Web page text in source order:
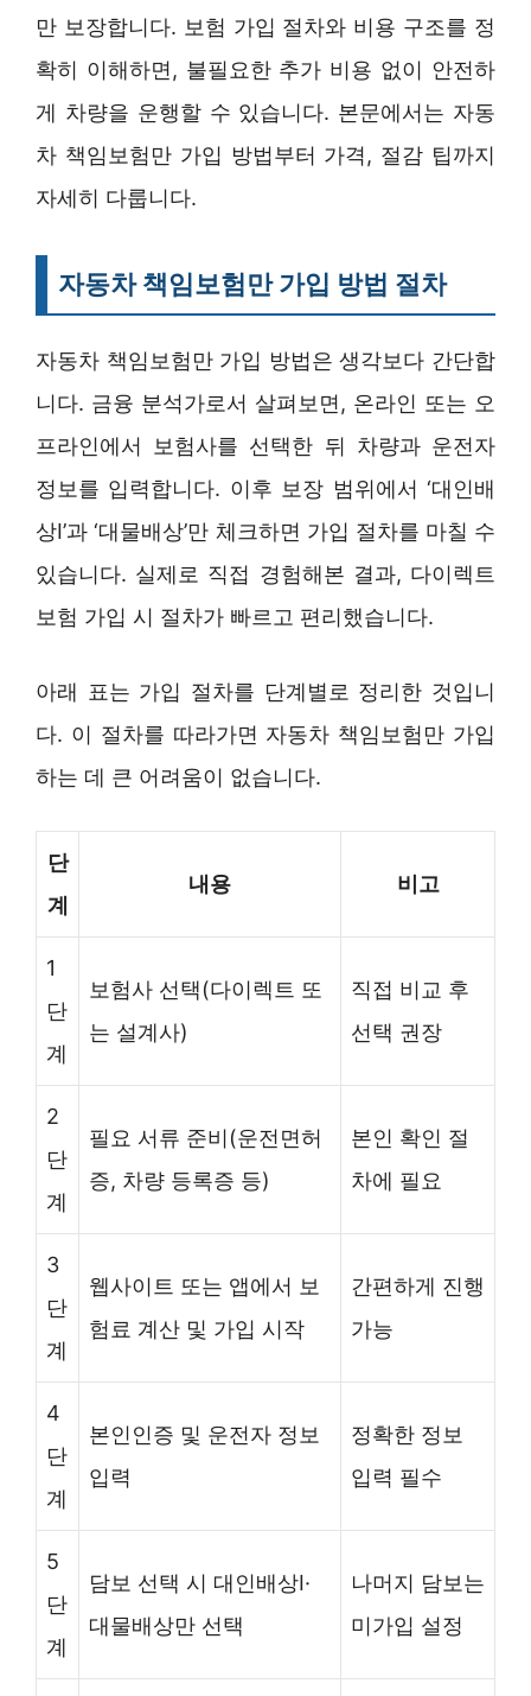
만 보장합니다. 보험 가입 절차와 비용 구조를 정
확히 이해하면, 불필요한 추가 비용 없이 안전하
게 차량을 운행할 수 있습니다. 본문에서는 자동
차 책임보험만 가입 방법부터 가격, 절감 팁까지
자세히 다룹니다.
자동차 책임보험만 가입 방법 절차
자동차 책임보험만 가입 방법은 생각보다 간단합
니다. 금융 분석가로서 살펴보면, 온라인 또는 오
프라인에서 보험사를 선택한 뒤 차량과 운전자
정보를 입력합니다. 이후 보장 범위에서 ‘대인배
상Ⅰ’과 ‘대물배상’만 체크하면 가입 절차를 마칠 수
있습니다. 실제로 직접 경험해본 결과, 다이렉트
보험 가입 시 절차가 빠르고 편리했습니다.
아래 표는 가입 절차를 단계별로 정리한 것입니
다. 이 절차를 따라가면 자동차 책임보험만 가입
하는 데 큰 어려움이 없습니다.
단
계
내용 비고
1
단
계
보험사 선택(다이렉트 또
는 설계사)
직접 비교 후
선택 권장
2
단
계
필요 서류 준비(운전면허
증, 차량 등록증 등)
본인 확인 절
차에 필요
3
단
계
웹사이트 또는 앱에서 보
험료 계산 및 가입 시작
간편하게 진행
가능
4
단
계
본인인증 및 운전자 정보
입력
정확한 정보
입력 필수
5
단
계
담보 선택 시 대인배상Ⅰ·
대물배상만 선택
나머지 담보는
미가입 설정